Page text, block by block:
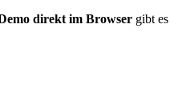
direkt im Browser gibt es